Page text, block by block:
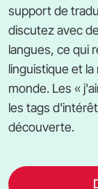
support de
discutez avec
langues, ce qui
linguistique et
monde. Les «
les tags
découverte.